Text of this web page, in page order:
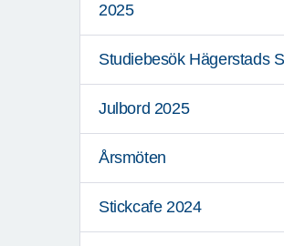
2025
Studiebesök Hägerstads
Julbord 2025
Årsmöten
Stickcafe 2024